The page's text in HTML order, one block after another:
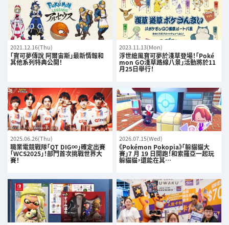
2021.12.16(Thu)
「寶可夢傳說 阿爾宙斯」最新情報和
其他系列特典公開！
2023.11.13(Mon)
浮世繪風寶可夢於淺草登場！「Poké
mon GO淺草路線八景」活動將於11
月25日舉行！
2025.06.26(Thu)
職業電競戰隊「QT DIG∞」確定出賽
「WCS2025」！部門首次挑戰世界大
賽！
2026.07.15(Wed)
《Pokémon Pokopia》「躲貓貓大
賽」7 月 19 日開跑！和索羅亞一起玩
躲貓貓，還能在其…